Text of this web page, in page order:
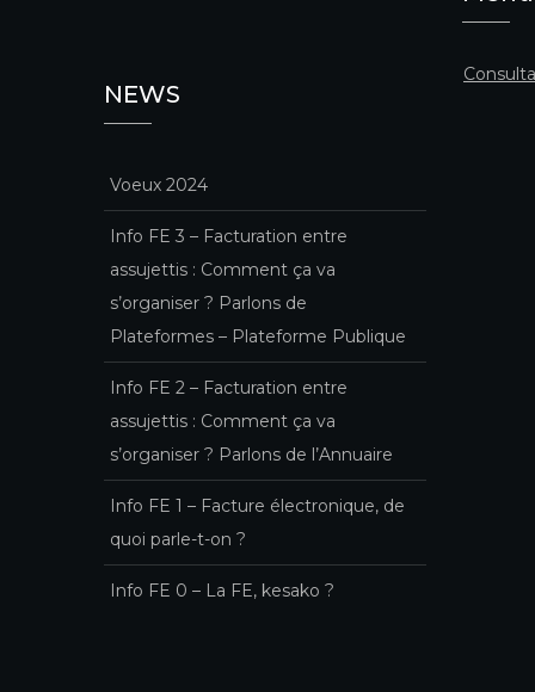
NEWS
Voeux 2024
Info FE 3 – Facturation entre
assujettis : Comment ça va
s’organiser ? Parlons de
Plateformes – Plateforme Publique
Info FE 2 – Facturation entre
assujettis : Comment ça va
s’organiser ? Parlons de l’Annuaire
Info FE 1 – Facture électronique, de
quoi parle-t-on ?
Info FE 0 – La FE, kesako ?